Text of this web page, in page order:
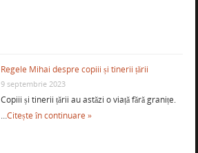
Regele Mihai despre copiii și tinerii țării
9 septembrie 2023
Copiii și tinerii țării au astăzi o viață fără granițe.
…Citește în continuare »